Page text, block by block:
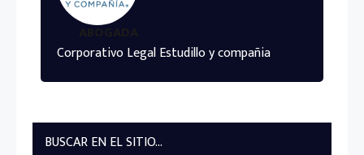
ABOGADA
Corporativo Legal Estudillo y compañia
BUSCAR EN EL SITIO...